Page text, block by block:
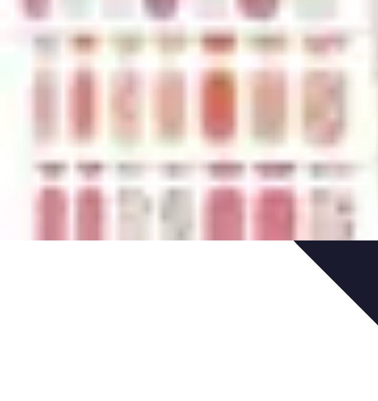
Analyse et performances
Analyse des performances TendancesAnalyses
Basket Actu